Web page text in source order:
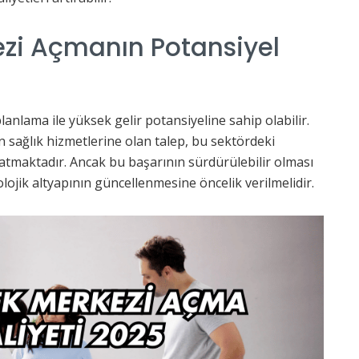
Açmanın Potansiyel
ile yüksek gelir potansiyeline sahip olabilir.
hizmetlerine olan talep, bu sektördeki
Ancak bu başarının sürdürülebilir olması
altyapının güncellenmesine öncelik verilmelidir.